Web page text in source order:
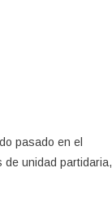
pasado en el
unidad partidaria,